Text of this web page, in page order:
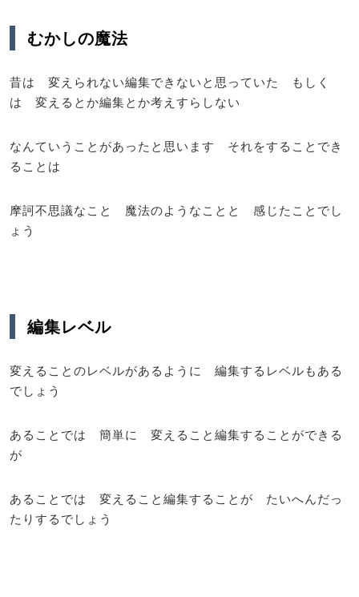
むかしの魔法
昔は 変えられない編集できないと思っていた もしく
は 変えるとか編集とか考えすらしない
なんていうことがあったと思います それをすることでき
ることは
摩訶不思議なこと 魔法のようなことと 感じたことでし
ょう
編集レベル
変えることのレベルがあるように 編集するレベルもある
でしょう
あることでは 簡単に 変えること編集することができる
が
あることでは 変えること編集することが たいへんだっ
たりするでしょう